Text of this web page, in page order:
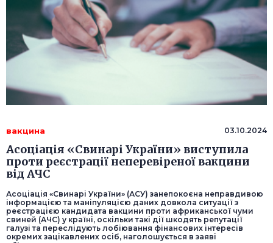
вакцина 03.10.2024
Асоціація «Свинарі України» виступила
проти реєстрації неперевіреної вакцини
від АЧС
Асоціація «Свинарі України» (АСУ) занепокоєна неправдивою
інформацією та маніпуляцією даних довкола ситуації з
реєстрацією кандидата вакцини проти африканської чуми
свиней (АЧС) у країні, оскільки такі дії шкодять репутації
галузі та переслідують лобіювання фінансових інтересів
окремих зацікавлених осіб, наголошується в заяві